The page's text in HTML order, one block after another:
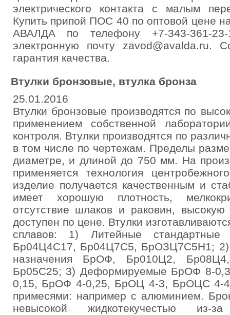
электрического контакта с малым
Купить припой ПОС 40 по оптовой цене
АВАЛДА по телефону +7-343-361-
электронную почту zavod@avalda.ru.
гарантия качества.
Втулки бронзовые, втулка бронза
25.01.2016
Втулки бронзовые производятся по
применением собственной
контроля. Втулки производятся по
в том числе по чертежам. Пределы
диаметре, и длиной до 750 мм. На
применяется технология
изделие получается качественным и
имеет хорошую плотность,
отсутствие шлаков и раковин, высокую
доступен по цене. Втулки
сплавов: 1) Литейные
Бр04Ц4С17, Бр04Ц7С5, БрОЗЦ7С5Н1; 2)
назначения БрОФ, Бр010Ц2,
Бр05С25; 3) Деформируемые БрОФ 8-
0,15, БрОФ 4-0,25, БрОЦ 4-3, БрОЦС 4-
примесями: например с алюминием.
невысокой жидкотекучестью из-